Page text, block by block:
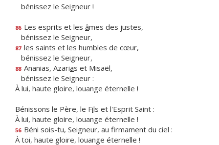
bénissez le Seigneur !
86 Les esprits et les âmes des justes,
bénissez le Seigneur,
87 les saints et les humbles de cœur,
bénissez le Seigneur,
88 Ananias, Azarias et Misaël,
bénissez le Seigneur :
À lui, haute gloire, louange éternelle !
Bénissons le Père, le Fils et l'Esprit Saint :
À lui, haute gloire, louange éternelle !
56 Béni sois-tu, Seigneur, au firmament du ciel :
À toi, haute gloire, louange éternelle !